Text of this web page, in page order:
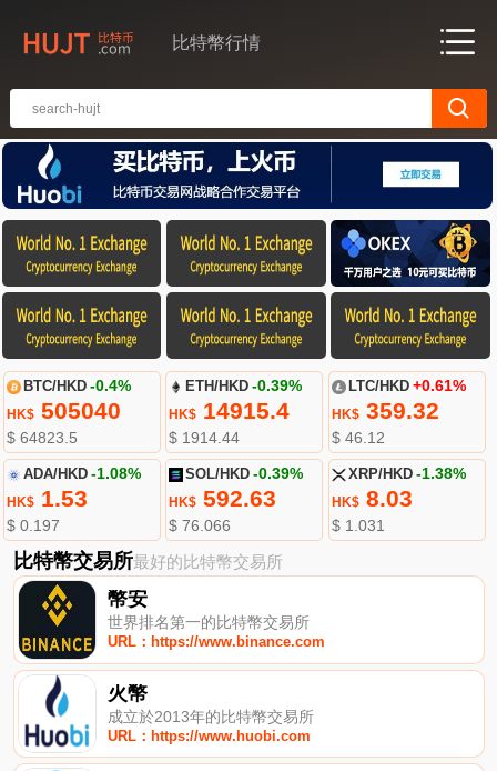
比特幣行情
BTC/HKD -0.4%
HK$505040
$ 64823.5
ETH/HKD -0.39%
HK$ 14915.4
$ 1914.44
LTC/HKD +0.61%
HK$359.32
$ 46.12
ADA/HKD -1.08%
HK$1.53
$ 0.197
SOL/HKD -0.39%
HK$ 592.63
$ 76.066
XRP/HKD -1.38%
HK$8.03
$ 1.031
比特幣交易所最好的比特幣交易所
幣安
世界排名第一的比特幣交易所
URL：https://www.binance.com
火幣
成立於2013年的比特幣交易所
URL：https://www.huobi.com